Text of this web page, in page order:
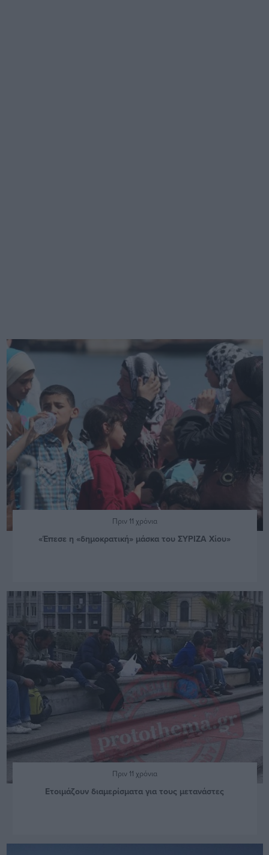
Πριν 11 χρόνια
«Έπεσε η «δημοκρατική» μάσκα του ΣΥΡΙΖΑ Χίου»
Πριν 11 χρόνια
Ετοιμάζουν διαμερίσματα για τους μετανάστες